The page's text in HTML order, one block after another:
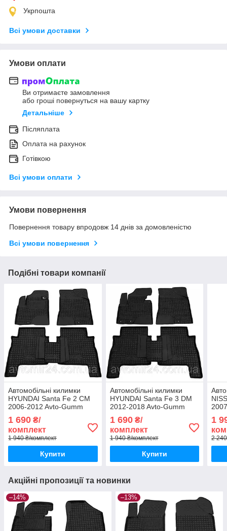
Укрпошта
Всі умови доставки
Умови оплати
Ви отримаєте замовлення
або гроші повернуться на вашу картку
Детальніше
Післяплата
Оплата на рахунок
Готівкою
Всі умови оплати
Умови повернення
Повернення товару впродовж 14 днів за домовленістю
Всі умови повернення
Подібні товари компанії
Автомобільні килимки
HYUNDAI Santa Fe 2 CM
2006-2012 Avto-Gumm
ХЮНДАЙ Санта Фе 2 ЦМ
2006-2012 Автогум
1 690 ₴/
комплект
1 940 ₴/комплект
Купити
Автомобільні килимки
HYUNDAI Santa Fe 3 DM
2012-2018 Avto-Gumm
ХЮНДАЙ Санта Фе 3 ДМ
2012-2018 Автогум
1 690₴/
комплект
1 940 ₴/комплект
Купити
1
2
Акційні пропозиції та новинки
–14% –13%